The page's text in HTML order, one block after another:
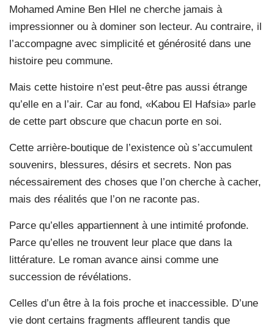
Mohamed Amine Ben Hlel ne cherche jamais à
impressionner ou à dominer son lecteur. Au contraire, il
l’accompagne avec simplicité et générosité dans une
histoire peu commune.
Mais cette histoire n’est peut-être pas aussi étrange
qu’elle en a l’air. Car au fond, «Kabou El Hafsia» parle
de cette part obscure que chacun porte en soi.
Cette arrière-boutique de l’existence où s’accumulent
souvenirs, blessures, désirs et secrets. Non pas
nécessairement des choses que l’on cherche à cacher,
mais des réalités que l’on ne raconte pas.
Parce qu’elles appartiennent à une intimité profonde.
Parce qu’elles ne trouvent leur place que dans la
littérature. Le roman avance ainsi comme une
succession de révélations.
Celles d’un être à la fois proche et inaccessible. D’une
vie dont certains fragments affleurent tandis que